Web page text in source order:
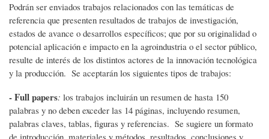
Podrán ser enviados trabajos relacionados con las temáticas de
referencia que presenten resultados de trabajos de investigación,
estados de avance o desarrollos específicos; que por su originalidad o
potencial aplicación e impacto en la agroindustria o el sector público,
resulte de interés de los distintos actores de la innovación tecnológica
y la producción. Se aceptarán los siguientes tipos de trabajos:
- Full papers: los trabajos incluirán un resumen de hasta 150
palabras y no deben exceder las 14 páginas, incluyendo resumen,
palabras claves, tablas, figuras y referencias. Se sugiere un formato